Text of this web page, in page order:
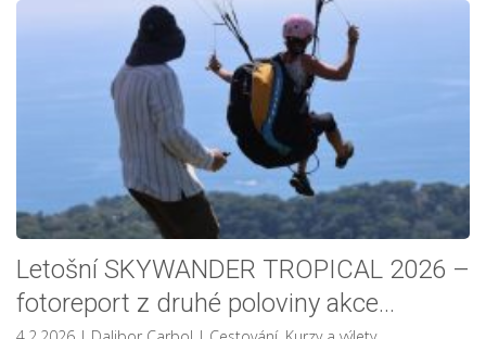
Letošní SKYWANDER TROPICAL 2026 –
fotoreport z druhé poloviny akce…